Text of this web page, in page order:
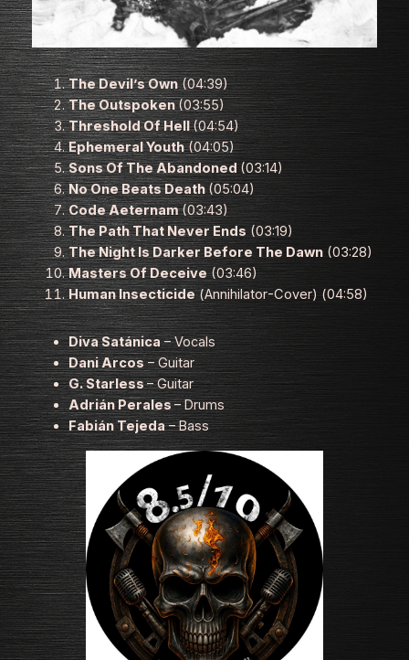
The Devil’s Own(04:39)
The Outspoken(03:55)
Threshold Of Hell(04:54)
Ephemeral Youth(04:05)
Sons Of The Abandoned(03:14)
No One Beats Death (05:04)
Code Aeternam(03:43)
The Path That Never Ends(03:19)
The Night Is Darker Before The Dawn(03:28)
Masters Of Deceive(03:46)
Human Insecticide(Annihilator-Cover) (04:58)
Diva Satánica– Vocals
Dani Arcos– Guitar
G. Starless– Guitar
Adrián Perales– Drums
Fabián Tejeda– Bass